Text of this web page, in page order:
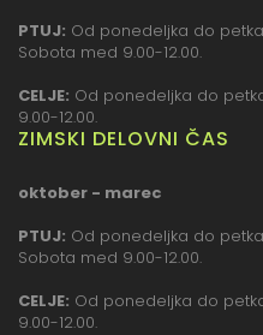
PTUJ: Od ponedeljka do petka
Sobota med 9.00-12.00.
CELJE: Od ponedeljka do
9.00-12.00.
ZIMSKI DELOVNI ČAS
oktober - marec
PTUJ: Od ponedeljka do petka
Sobota med 9.00-12.00.
CELJE: Od ponedeljka do
9.00-12.00.